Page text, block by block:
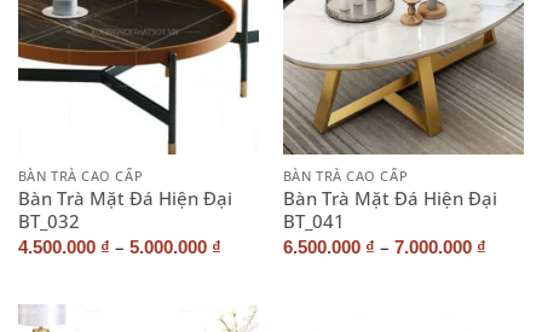
BÀN TRÀ CAO CẤP
Bàn Trà Mặt Đá Hiện Đại
BT_032
4.500.000 ₫ – 5.000.000 ₫
BÀN TRÀ CAO CẤP
Bàn Trà Mặt Đá Hiện Đại
BT_041
6.500.000 ₫ – 7.000.000 ₫